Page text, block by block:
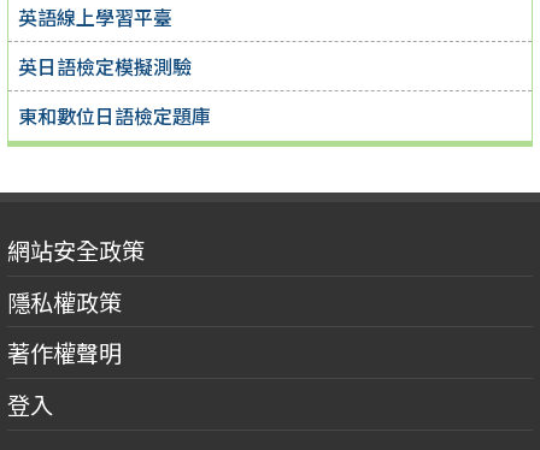
英語線上學習平臺
英日語檢定模擬測驗
東和數位日語檢定題庫
網站安全政策
隱私權政策
著作權聲明
登入